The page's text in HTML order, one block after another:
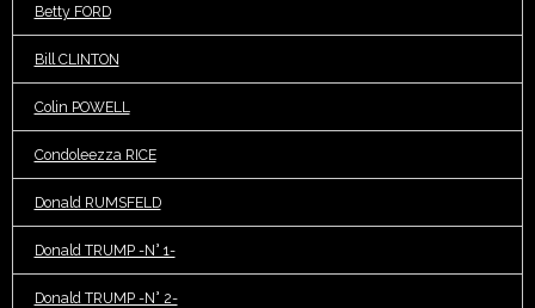
Betty FORD
Bill CLINTON
Colin POWELL
Condoleezza RICE
Donald RUMSFELD
Donald TRUMP -N° 1-
Donald TRUMP -N° 2-